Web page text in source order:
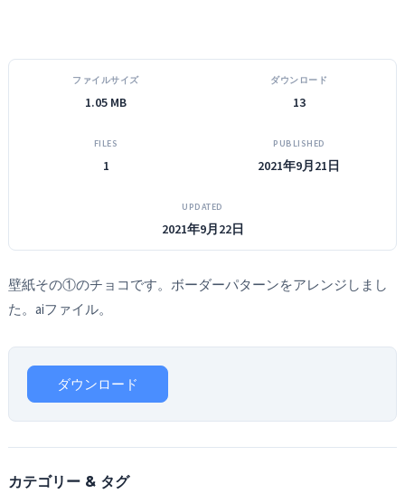
ファイルサイズ
1.05 MB
ダウンロード
13
FILES
1
PUBLISHED
2021年9月21日
UPDATED
2021年9月22日
壁紙その①のチョコです。ボーダーパターンをアレンジしまし
た。aiファイル。
ダウンロード
カテゴリー & タグ